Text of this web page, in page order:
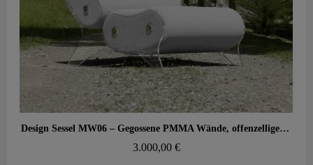
Aperçu rapide Design Sessel MW06 – Gegossene PMMA Wände, offenzelliger Schaumstoffsitz
3.000,00 €